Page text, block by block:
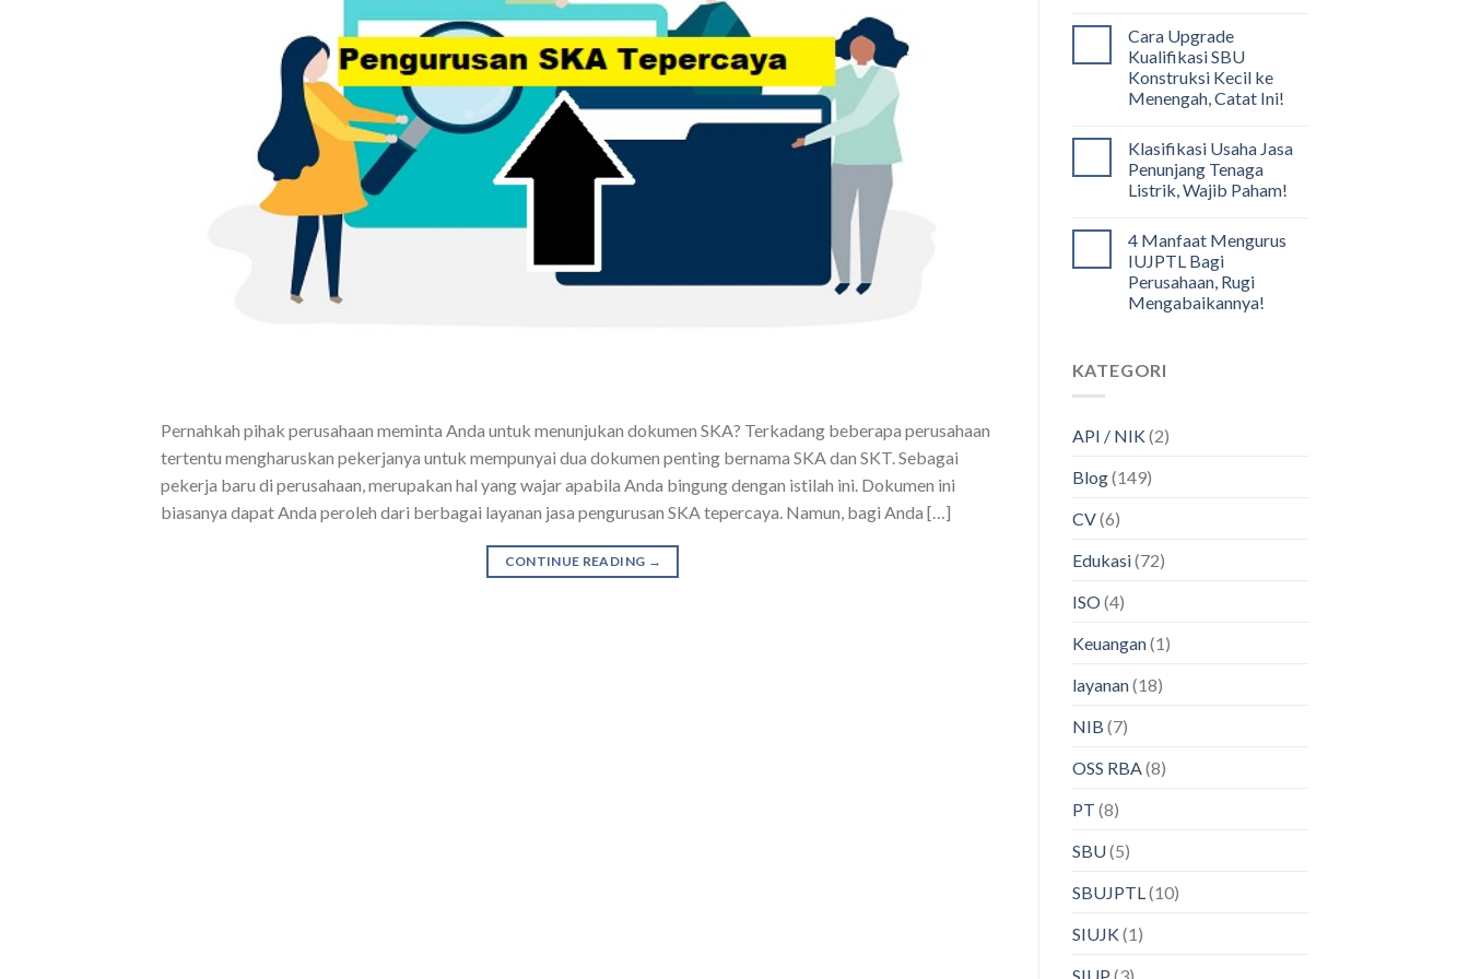
Pernahkah pihak perusahaan meminta Anda untuk menunjukan dokumen SKA? Terkadang beberapa perusahaan
tertentu mengharuskan pekerjanya untuk mempunyai dua dokumen penting bernama SKA dan SKT. Sebagai
pekerja baru di perusahaan, merupakan hal yang wajar apabila Anda bingung dengan istilah ini. Dokumen ini
biasanya dapat Anda peroleh dari berbagai layanan jasa pengurusan SKA tepercaya. Namun, bagi Anda […]
CONTINUE READING →
Cara Upgrade
Kualifikasi SBU
Konstruksi Kecil ke
Menengah, Catat Ini!
Klasifikasi Usaha Jasa
Penunjang Tenaga
Listrik, Wajib Paham!
4 Manfaat Mengurus
IUJPTL Bagi
Perusahaan, Rugi
Mengabaikannya!
KATEGORI
API / NIK(2)
Blog(149)
CV(6)
Edukasi(72)
ISO(4)
Keuangan(1)
layanan(18)
NIB (7)
OSS RBA(8)
PT (8)
SBU(5)
SBUJPTL(10)
SIUJK(1)